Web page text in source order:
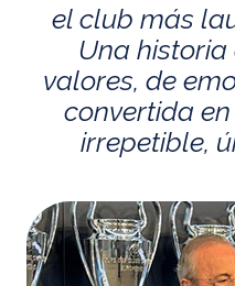
el club más
Una historia
valores, de
convertida
irrepetible,